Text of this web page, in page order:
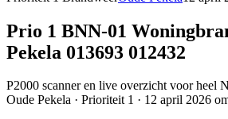
Prio 1 BNN-01
Pekela 013693 012432
P2000 scanner en live overzicht voor heel
Oude Pekela · Prioriteit 1 · 12 april 2026